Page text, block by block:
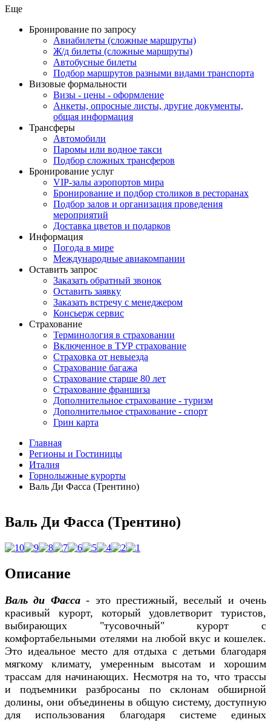
Еще
Бронирование по запросу
Авиабилеты (сложные маршруты)
Ж/д билеты (сложные маршруты)
Автобусные билеты
Подбор маршрутов разными видами транспорта
Визовые формальности
Визы - цены - оформление
Анкеты, опросные листы, другие документы,
общая информация
Трансферы
Автомобили
Паромы или водное такси
Подбор сложных трансферов
Бронирование услуг
VIP-залы аэропортов мира
Бронирование и подбор столиков в ресторанах
Подбор залов и организация проведения
мероприятий
Доставка цветов и подарков
Информация
Погода в мире
Международные авиакомпании
Оставить запрос
Заказать обратный звонок
Оставить заявку
Заказать встречу с менеджером
Консьерж сервис
Страхование
Терминология в страховании
Включенное в ТУР страхование
Страховка от невыезда
Страхование багажа
Страхование старше 80 лет
Страхование франшиза
Дополнительное страхование - туризм
Дополнительное страхование - спорт
Грин карта
Главная
Регионы и Гостиницы
Италия
Горнолыжные курорты
Валь Ди Фасса (Трентино)
Валь Ди Фасса (Трентино)
Описание
Валь ди Фасса- это престижный, веселый и очень
красивый курорт, который удовлетворит туристов,
выбирающих "тусовочный" курорт с
комфортабельными отелями на любой вкус и кошелек.
Это идеальное место для отдыха с детьми благодаря
мягкому климату, умеренным высотам и хорошим
трассам для начинающих. Несмотря на то, что трассы
и подъемники разбросаны по склонам обширной
долины, они объединены в общую систему, доступную
для использования благодаря системе единых